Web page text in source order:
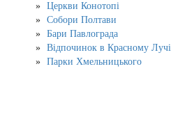
Церкви Конотопі
Собори Полтави
Бари Павлограда
Відпочинок в Красному Лучі
Парки Хмельницького